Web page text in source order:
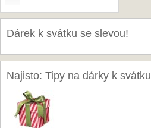
Dárek k svátku se slevou!
Najisto: Tipy na dárky k svátku